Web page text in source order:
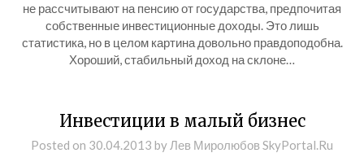
не рассчитывают на пенсию от государства, предпочитая
собственные инвестиционные доходы. Это лишь
статистика, но в целом картина довольно правдоподобна.
Хороший, стабильный доход на склоне…
Инвестиции в малый бизнес
Posted on 30.04.2013 by Лев Миролюбов SkyPortal.Ru